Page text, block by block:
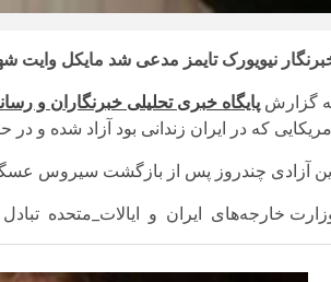
نیویورک تایمز مدعی شد مایکل وایت
گزارش پایگاه خبری تحلیلی خبرنگاران و
که در ایران زندانی بود آزاد شده و
آزادی چندروز پس از بازگشت سیروس
خارجه‌های ⁧ ایران ⁩ و ⁧ ایالات_متحده